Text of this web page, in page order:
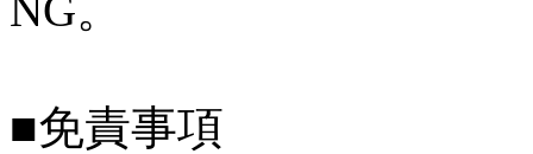
■免責事項